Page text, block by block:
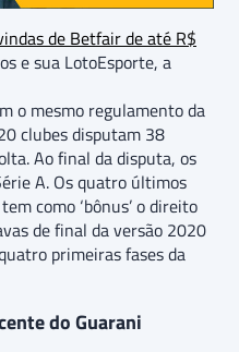
de Betfair de até R$
e sua LotoEsporte, a
o mesmo regulamento da
clubes disputam 38
Ao final da disputa, os
A. Os quatro últimos
como ‘bônus’ o direito
de final da versão 2020
primeiras fases da
do Guarani